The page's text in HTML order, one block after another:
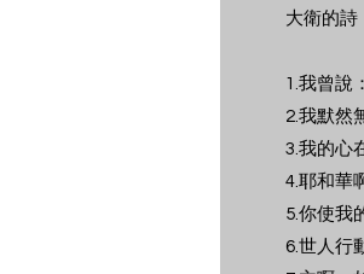
大衛的詩
1.我曾說
2.我默然
3.我的心
4.耶和華
5.你使我
6.世人行